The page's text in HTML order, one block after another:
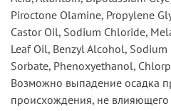
Piroctone Olamine, Propylene
Castor Oil, Sodium Chloride,
Leaf Oil, Benzyl Alcohol, Sodium
Sorbate, Phenoxyethanol,
Возможно выпадение осадка
происхождения, не влияющего